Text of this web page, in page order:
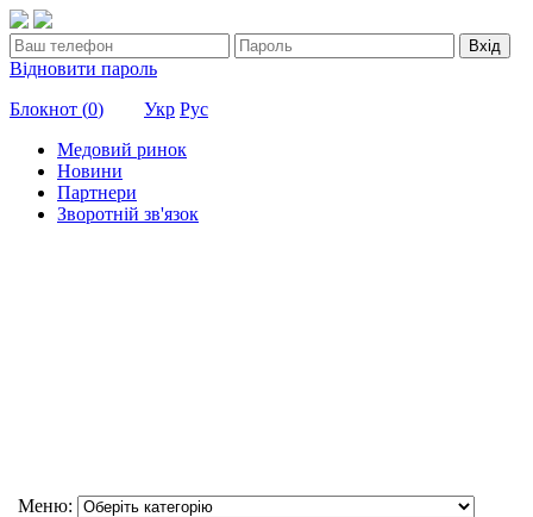
Вхід
Відновити пароль
Блокнот (0) Укр Рус
Медовий ринок
Новини
Партнери
Зворотній зв'язок
Меню: